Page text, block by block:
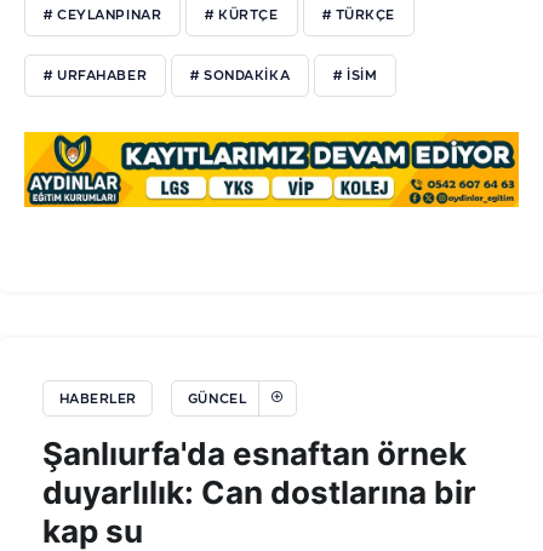
# CEYLANPINAR # KÜRTÇE # TÜRKÇE
# URFAHABER # SONDAKIKA # ISIM
HABERLER GÜNCEL
Şanlıurfa'da esnaftan örnek
duyarlılık: Can dostlarına bir
kap su